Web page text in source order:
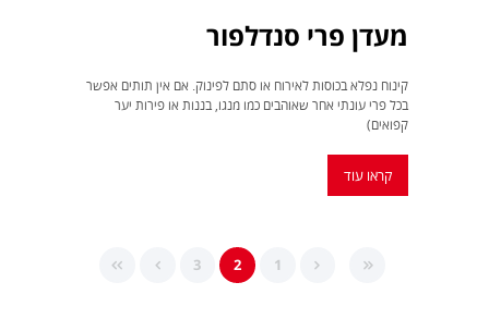
מעדן פרי סנדלפור
קינוח נפלא בכוסות לאירוח או סתם לפינוק. אם אין תותים אפשר
בכל פרי עונתי אחר שאוהבים כמו מנגו, בננות או פירות יער
קפואים)
קראו עוד
1
2
3